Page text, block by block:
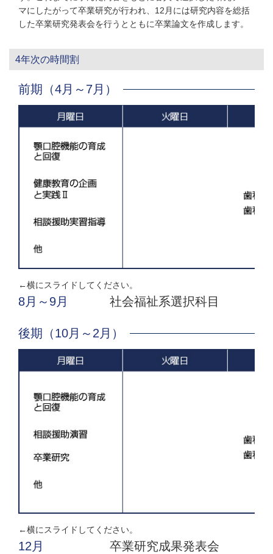
マにしたがって卒業研究が行われ、12月には研究内容を総括
した卒業研究発表会を行うとともに卒業論文を作成します。
4年次の時間割
前期（4月～7月）
←横にスライドしてください。
8月～9月 社会福祉系選択科目
後期（10月～2月）
←横にスライドしてください。
12月
卒業研究成果発表会